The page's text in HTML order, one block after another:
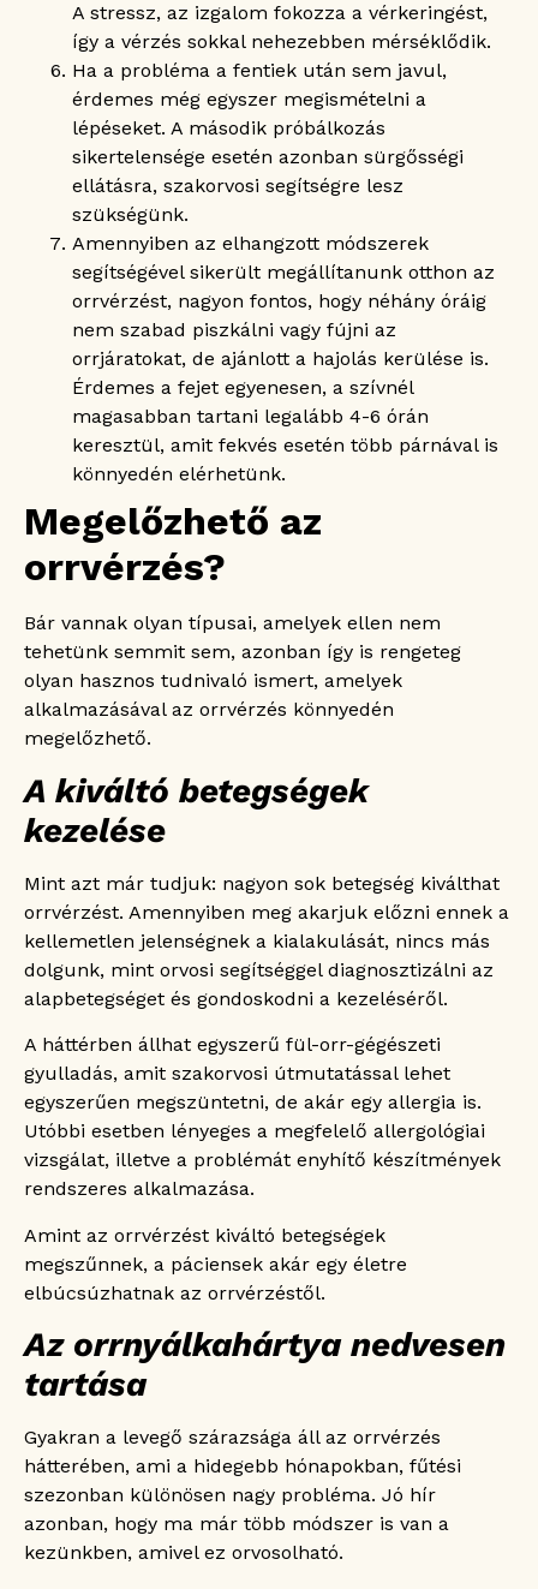
A stressz, az izgalom fokozza a vérkeringést,
így a vérzés sokkal nehezebben mérséklődik.
Ha a probléma a fentiek után sem javul,
érdemes még egyszer megismételni a
lépéseket. A második próbálkozás
sikertelensége esetén azonban sürgősségi
ellátásra, szakorvosi segítségre lesz
szükségünk.
Amennyiben az elhangzott módszerek
segítségével sikerült megállítanunk otthon az
orrvérzést, nagyon fontos, hogy néhány óráig
nem szabad piszkálni vagy fújni az
orrjáratokat, de ajánlott a hajolás kerülése is.
Érdemes a fejet egyenesen, a szívnél
magasabban tartani legalább 4-6 órán
keresztül, amit fekvés esetén több párnával is
könnyedén elérhetünk.
Megelőzhető az
orrvérzés?
Bár vannak olyan típusai, amelyek ellen nem
tehetünk semmit sem, azonban így is rengeteg
olyan hasznos tudnivaló ismert, amelyek
alkalmazásával az orrvérzés könnyedén
megelőzhető.
A kiváltó betegségek
kezelése
Mint azt már tudjuk: nagyon sok betegség kiválthat
orrvérzést. Amennyiben meg akarjuk előzni ennek a
kellemetlen jelenségnek a kialakulását, nincs más
dolgunk, mint orvosi segítséggel diagnosztizálni az
alapbetegséget és gondoskodni a kezeléséről.
A háttérben állhat egyszerű fül-orr-gégészeti
gyulladás, amit szakorvosi útmutatással lehet
egyszerűen megszüntetni, de akár egy allergia is.
Utóbbi esetben lényeges a megfelelő allergológiai
vizsgálat, illetve a problémát enyhítő készítmények
rendszeres alkalmazása.
Amint az orrvérzést kiváltó betegségek
megszűnnek, a páciensek akár egy életre
elbúcsúzhatnak az orrvérzéstől.
Az orrnyálkahártya nedvesen
tartása
Gyakran a levegő szárazsága áll az orrvérzés
hátterében, ami a hidegebb hónapokban, fűtési
szezonban különösen nagy probléma. Jó hír
azonban, hogy ma már több módszer is van a
kezünkben, amivel ez orvosolható.